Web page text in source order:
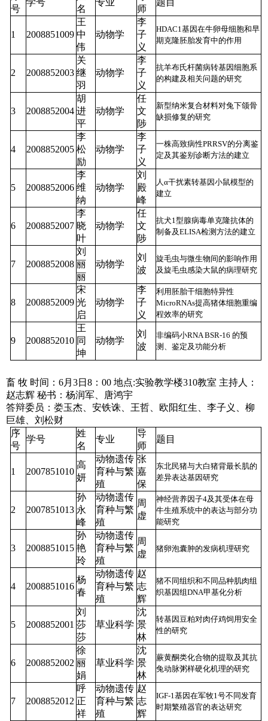
号
学号
名
专业
师
题目
1 2008851009
王
中
伟
动物学
李
子
义
HDAC1基因在牛卵母细胞和早
期克隆胚胎发育中的作用
2 2008852003
关
继
羽
动物学
李
子
义
抗羊布氏杆菌病转基因细胞系
的构建及相关问题的研究
3 2008852004
胡
进
平
动物学
任
文
陟
新型纳米复合材料对兔下颌骨
缺损修复的研究
4 2008852005
李
松
励
动物学
李
子
义
一株高致病性PRRSV的分离鉴
定及其鉴别诊断方法的建立
5 2008852006
李
维
纳
动物学
刘
殿
峰
人α干扰素转基因小鼠模型的
建立
6 2008852007
李
晓
叶
动物学
任
文
陟
抗犬1型腺病毒单克隆抗体的
制备及ELISA检测方法的建立
7 2008852008
刘
丽
丽
动物学
刘
波
旋毛虫与微生物间的影响作用
及旋毛虫感染大鼠的病理研究
8 2008852009
宋
光
启
动物学
李
子
义
利用胚胎干细胞特异性
MicroRNAs提高猪体细胞重编
程效率的研究
9 2008852010
王
同
坤
动物学
刘
波
非编码小RNA BSR-16 的预
测、鉴定及功能分析
畜 牧 时间：6月3日8：00 地点:实验教学楼310教室 主持人：
赵志辉 秘书：杨润军、唐鸿宇
答辩委员：娄玉杰、安铁诛、王哲、欧阳红生、李子义、柳
巨雄、刘松财
序
号
学号
姓
名
专业
导
师
题目
1 2007851010
高
妍
动物遗传
育种与繁
殖
张
嘉
保
东北民猪与大白猪背最长肌的
差异表达基因研究
2 2007851013
孙
永
峰
动物遗传
育种与繁
殖
周
虚
神经营养因子4及其受体在母
牛生殖系统中的表达与部分功
能研究
3 2008851015
孙
艳
玲
动物遗传
育种与繁
殖
周
虚
猪卵泡囊肿的发病机理研究
4 2008851016
杨
春
动物遗传
育种与繁
殖
赵
志
辉
猪不同组织和不同品种肌肉组
织基因组DNA甲基化分析
5 2008852001
刘
莎
莎
草业科学
沈
景
林
转基因豆粕对肉仔鸡饲用安全
性的研究
6 2008852002
徐
丽
娟
草业科学
沈
景
林
蕨黄酮类化合物的提取及其抗
兔动脉粥样硬化机理的研究
7 2008852012
呼
正
祥
动物遗传
育种与繁
殖
赵
志
辉
IGF-1基因在军牧1号不同发育
时期繁殖器官的表达研究